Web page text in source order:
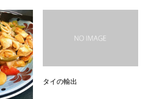
タイの輸出